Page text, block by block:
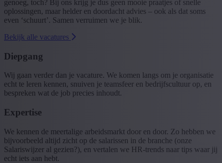
genoeg, toch? Bij ons krijg je dus geen mooie praatjes of snelle
oplossingen, maar helder en doordacht advies – ook als dat soms
even ‘schuurt’. Samen verruimen we je blik.
Bekijk alle vacatures
Diepgang
Wij gaan verder dan je vacature. We komen langs om je organisatie
echt te leren kennen, snuiven je teamsfeer en bedrijfscultuur op, en
bespreken wat de job precies inhoudt.
Expertise
We kennen de meertalige arbeidsmarkt door en door. Zo hebben we
bijvoorbeeld altijd zicht op de salarissen in de branche (onze
Salariswijzer al gezien?), en vertalen we HR-trends naar tips waar jij
echt iets aan hebt.